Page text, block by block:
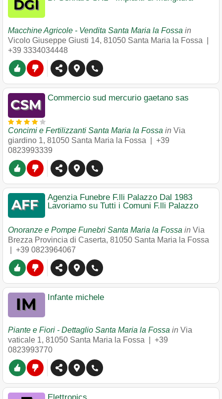
Macchine Agricole - Vendita Santa Maria la Fossa in
Vicolo Giuseppe Giusti 14, 81050 Santa Maria la Fossa
+39 3334034448
Commercio sud mercurio gaetano sas
Concimi e Fertilizzanti Santa Maria la Fossa in Via
giardino 1, 81050 Santa Maria la Fossa
+39
0823993339
Agenzia Funebre F.lli Palazzo Dal 1983
Lavoriamo su Tutti i Comuni F.lli Palazzo
Onoranze e Pompe Funebri Santa Maria la Fossa in Via
Brezza Provincia di Caserta, 81050 Santa Maria la Fossa
+39 0823964067
Infante michele
Piante e Fiori - Dettaglio Santa Maria la Fossa in Via
vaticale 1, 81050 Santa Maria la Fossa
+39
0823993770